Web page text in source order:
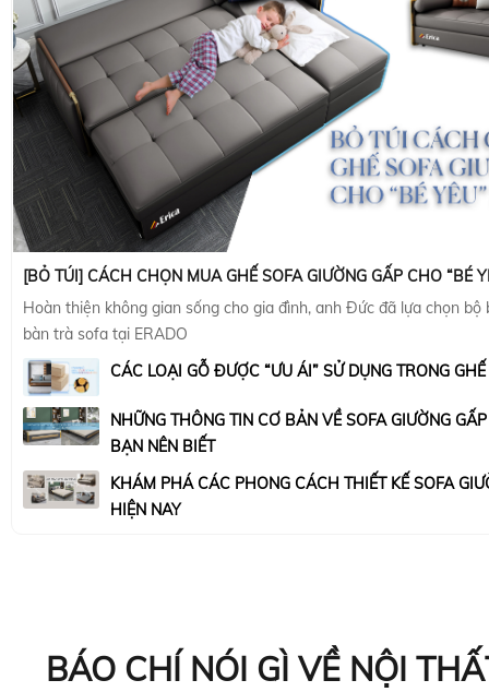
[BỎ TÚI] CÁCH CHỌN MUA GHẾ SOFA GIƯỜNG GẤP CHO “BÉ
Hoàn thiện không gian sống cho gia đình, anh Đức đã lựa chọn bộ
bàn trà sofa tại ERADO
CÁC LOẠI GỖ ĐƯỢC “ƯU ÁI” SỬ DỤNG TRONG
NHỮNG THÔNG TIN CƠ BẢN VỀ SOFA GIƯỜNG
BẠN NÊN BIẾT
KHÁM PHÁ CÁC PHONG CÁCH THIẾT KẾ SOFA
HIỆN NAY
BÁO CHÍ NÓI GÌ VỀ NỘI